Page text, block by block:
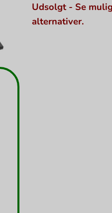
Udsolgt - Se
alternativer.